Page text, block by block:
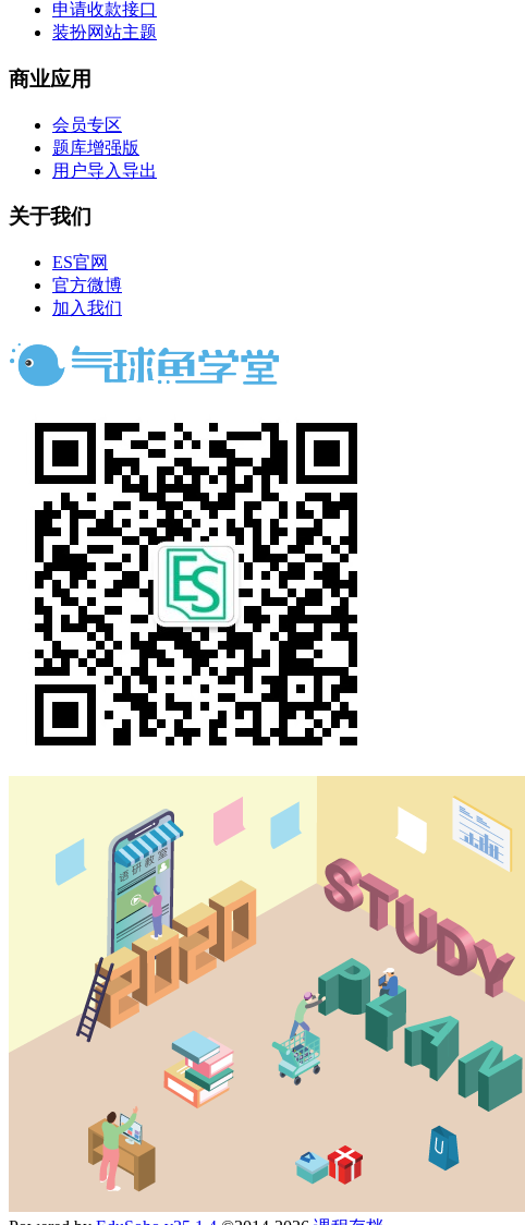
申请收款接口
装扮网站主题
商业应用
会员专区
题库增强版
用户导入导出
关于我们
ES官网
官方微博
加入我们